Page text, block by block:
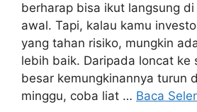
berharap bisa ikut langsung
awal. Tapi, kalau kamu
yang tahan risiko, mungkin
lebih baik. Daripada loncat ke
besar kemungkinannya turun
minggu, coba liat … Baca